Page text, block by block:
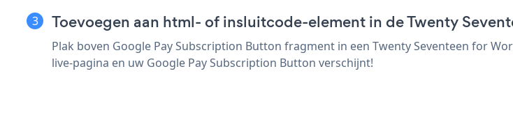
Toevoegen aan html- of insluitcode-element in de Twenty
Plak boven Google Pay Subscription Button fragment in een Twenty Seventeen for
live-pagina en uw Google Pay Subscription Button verschijnt!